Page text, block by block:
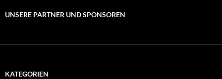
UNSERE PARTNER UND SPONSOREN
KATEGORIEN